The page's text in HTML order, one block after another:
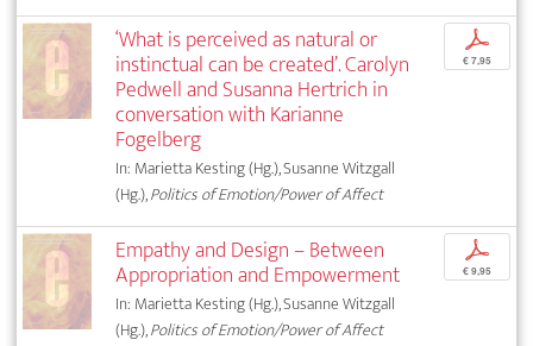
‘What is perceived as natural or
instinctual can be created’. Carolyn
Pedwell and Susanna Hertrich in
conversation with Karianne
Fogelberg
In: Marietta Kesting (Hg.), Susanne Witzgall
(Hg.),Politics of Emotion/Power of Affect
p
€ 7,95
Empathy and Design – Between
Appropriation and Empowerment
In: Marietta Kesting (Hg.), Susanne Witzgall
(Hg.),Politics of Emotion/Power of Affect
p
€ 9,95